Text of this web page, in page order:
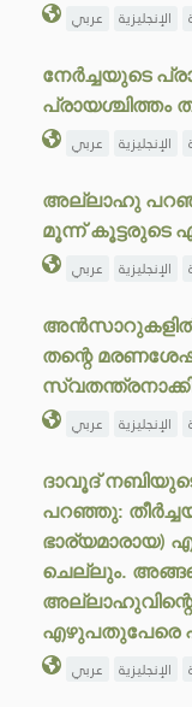
عربي الإنجليزية
നേർച്ചയുടെ
പ്രായശ്ചിത്തം
عربي الإنجليزية
അല്ലാഹു
മൂന്ന് കൂട്ടരുടെ
عربي الإنجليزية
തന്റെ
عربي الإنجليزية
ദാവൂദ്
പറഞ്ഞു:
ഭാര്യമാരായ)
ചെല്ലും.
എഴുപതുപേരെ
عربي الإنجليزية